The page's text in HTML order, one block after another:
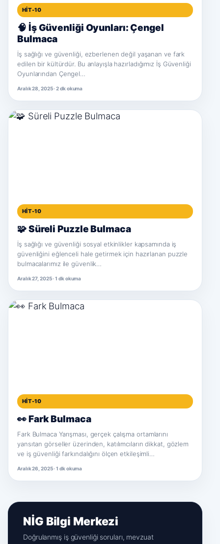
HIT-10
🧠 İş Güvenliği Oyunları: Çengel
Bulmaca
İş sağlığı ve güvenliği, ezberlenen değil yaşanan ve fark
edilen bir kültürdür. Bu anlayışla hazırladığımız İş Güvenliği
Oyunlarından Çengel…
Aralık 28, 2025 · 2 dk okuma
HIT-10
🧩 Süreli Puzzle Bulmaca
İş sağlığı ve güvenliği sosyal etkinlikler kapsamında iş
güvenliğini eğlenceli hale getirmek için hazırlanan puzzle
bulmacalarımız ile güvenlik…
Aralık 27, 2025 · 1 dk okuma
HIT-10
👀 Fark Bulmaca
Fark Bulmaca Yarışması, gerçek çalışma ortamlarını
yansıtan görseller üzerinden, katılımcıların dikkat, gözlem
ve iş güvenliği farkındalığını ölçen etkileşimli…
Aralık 26, 2025 · 1 dk okuma
NİG Bilgi Merkezi
Doğrulanmış iş güvenliği soruları, mevzuat